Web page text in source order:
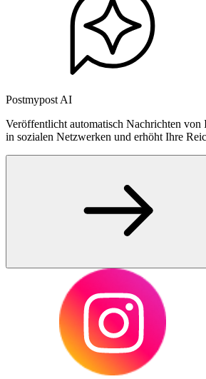
Postmypost AI
Veröffentlicht automatisch Nachrichten von
in sozialen Netzwerken und erhöht Ihre